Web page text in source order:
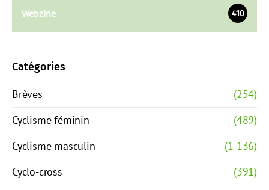
Webzine 410
Catégories
Brèves
(254)
Cyclisme féminin
(489)
Cyclisme masculin
(1 136)
Cyclo-cross
(391)